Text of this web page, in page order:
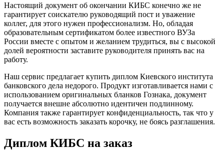
Настоящий документ об окончании КИБС конечно же не
гарантирует соискателю руководящий пост и уважение
коллег, для этого нужен профессионализм. Но, обладая
образовательным сертификатом более известного ВУЗа
России вместе с опытом и желанием трудиться, вы с высокой
долей вероятности заставите руководителя принять вас на
работу.
Наш сервис предлагает купить диплом Киевского института
банковского дела недорого. Продукт изготавливается нами с
использованием оригинальных бланков Гознака, документ
получается внешне абсолютно идентичен подлинному.
Компания также гарантирует конфиденциальность, так что у
вас есть возможность заказать корочку, не боясь разглашения.
Диплом КИБС на заказ